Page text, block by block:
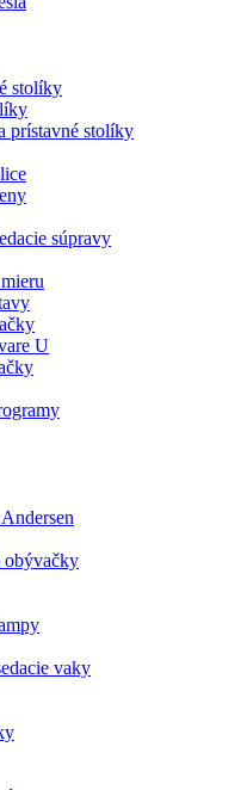
stolíky
prístavné stolíky
súpravy
U
vaky